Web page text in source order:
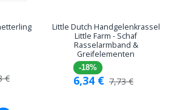
€
Little Dutch Handgelenkrassel
Little Farm - Schaf
Rasselarmband &
Greifelementen
-18%
6,34 € 7,73€